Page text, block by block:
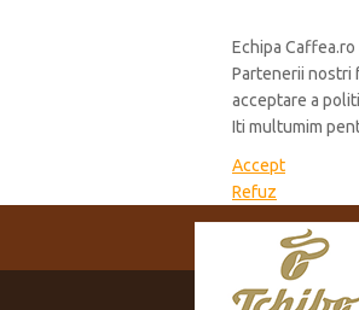
Echipa
Partenerii nostri
acceptare a
Iti multumim
Accept
Refuz